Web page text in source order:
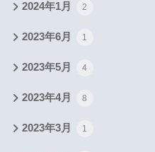
2024年1月 2
2023年6月 1
2023年5月 4
2023年4月 8
2023年3月 1